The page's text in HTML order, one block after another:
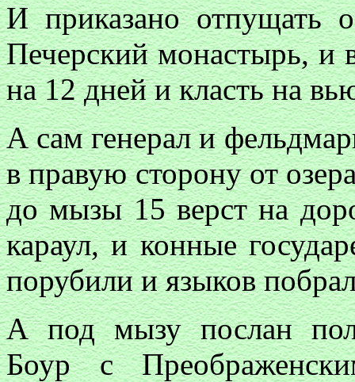
И приказано отпущать
Печерский монастырь, и
на 12 дней и класть на
А сам генерал и
в правую сторону от
до мызы 15 верст на
караул, и конные
порубили и языков
А под мызу послан
Боур с